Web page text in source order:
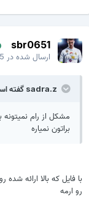
sbr0651
23
ارسال شده در15 دی، 2016
sadra.z گفته است:
مشکل از رام نمیتونه
براتون نمیاره
با فایل که بالا ارائه
رو ارمه